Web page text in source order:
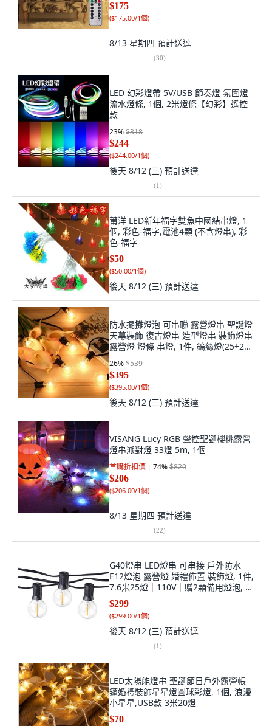
$175
($175.00/1個)
8/13 星期四 預計送達
(30)
LED 幻彩燈帶 5V/USB 節奏燈 氛圍燈
流水燈條, 1個, 2米燈條【幻彩】遙控
款
23%$318
$244
($244.00/1個)
後天 8/12 (三) 預計送達
(1)
莆洋 LED新年福字雙魚中國結串燈, 1
個, 彩色-福字,電池4顆 (不含燈串), 彩
色-福字
$50
($50.00/1個)
後天 8/12 (三) 預計送達
防水擺攤燈泡 可串聯 露營燈串 聖誕燈
天幕裝飾 復古燈串 造型燈串 裝飾燈串
露營燈 燈條 串燈, 1件, 鎢絲燈(25+2
燈-黑線)超取最多4串, 暖白色
26%$539
$395
($395.00/1個)
後天 8/12 (三) 預計送達
VISANG Lucy RGB 聲控聖誕櫻桃露營
燈串派對燈 33燈 5m, 1個
首購折扣價 74%$820
$206
($206.00/1個)
8/13 星期四 預計送達
(22)
G40燈串 LED燈串 可串接 戶外防水
E12燈泡 露營燈 婚禮佈置 裝飾燈, 1件,
7.6米25燈｜110V｜贈2顆備用燈泡, 暖
色
$299
($299.00/1個)
後天 8/12 (三) 預計送達
(1)
LED太陽能燈串 聖誕節日戶外露營帳
篷婚禮裝飾星星燈圓球彩燈, 1個, 浪漫
小星星,USB款 3米20燈
$70